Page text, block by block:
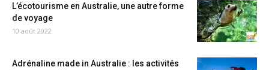
L’écotourisme en Australie, une autre forme
de voyage
10 août 2022
Adrénaline made in Australie : les activités